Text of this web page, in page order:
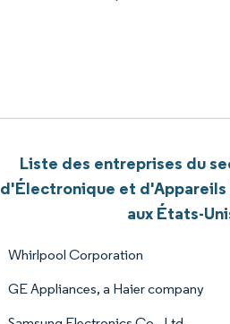
Liste des entreprises du
d'Électronique et
aux États-
Whirlpool Corporation
GE Appliances, a Haier company